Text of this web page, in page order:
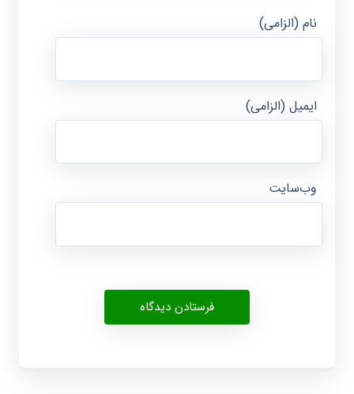
نام (الزامی)
ایمیل (الزامی)
وب‌سایت